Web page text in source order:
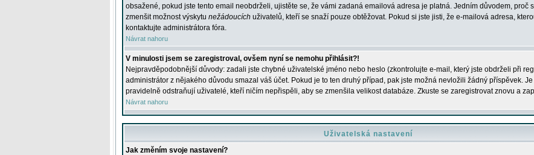
obsažené, pokud jste tento email neobdrželi, ujistěte se, že vámi zadaná emailová adresa je platná. Jedním důvodem, proč
zmenšit možnost výskytu nežádoucích uživatelů, kteří se snaží pouze obtěžovat. Pokud si jste jisti, že e-mailová adresa,
kontaktujte administrátora fóra.
Návrat nahoru
V minulosti jsem se zaregistroval, ovšem nyní se nemohu přihlásit?!
Nejpravděpodobnější důvody: zadali jste chybné uživatelské jméno nebo heslo (zkontrolujte e-mail, který jste obdrželi při
administrátor z nějakého důvodu smazal váš účet. Pokud je to ten druhý případ, pak jste možná nevložili žádný příspěvek.
pravidelně odstraňují uživatelé, kteří ničím nepřispěli, aby se zmenšila velikost databáze. Zkuste se zaregistrovat znovu a
Návrat nahoru
Uživatelská nastavení
Jak změním svoje nastavení?